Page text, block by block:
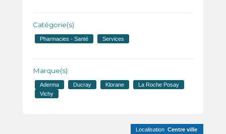
Catégorie(s)
Pharmacies - Santé Services
Marque(s)
Aderma Ducray Klorane
La Roche Posay
Vichy
Localisation Centre ville